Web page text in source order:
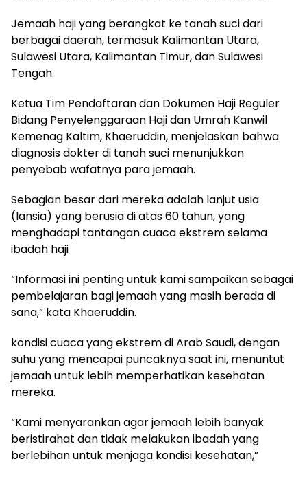
Jemaah haji yang berangkat ke tanah suci dari
berbagai daerah, termasuk Kalimantan Utara,
Sulawesi Utara, Kalimantan Timur, dan Sulawesi
Tengah.
Ketua Tim Pendaftaran dan Dokumen Haji Reguler
Bidang Penyelenggaraan Haji dan Umrah Kanwil
Kemenag Kaltim, Khaeruddin, menjelaskan bahwa
diagnosis dokter di tanah suci menunjukkan
penyebab wafatnya para jemaah.
Sebagian besar dari mereka adalah lanjut usia
(lansia) yang berusia di atas 60 tahun, yang
menghadapi tantangan cuaca ekstrem selama
ibadah haji
“Informasi ini penting untuk kami sampaikan sebagai
pembelajaran bagi jemaah yang masih berada di
sana,” kata Khaeruddin.
kondisi cuaca yang ekstrem di Arab Saudi, dengan
suhu yang mencapai puncaknya saat ini, menuntut
jemaah untuk lebih memperhatikan kesehatan
mereka.
“Kami menyarankan agar jemaah lebih banyak
beristirahat dan tidak melakukan ibadah yang
berlebihan untuk menjaga kondisi kesehatan,”